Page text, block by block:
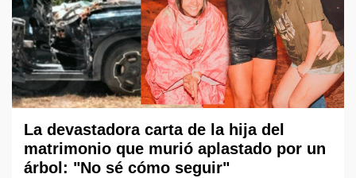
La devastadora carta de la hija del
matrimonio que murió aplastado por un
árbol: "No sé cómo seguir"